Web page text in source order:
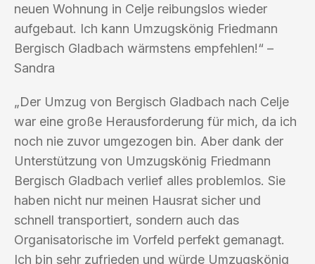
neuen Wohnung in Celje reibungslos wieder
aufgebaut. Ich kann Umzugskönig Friedmann
Bergisch Gladbach wärmstens empfehlen!“ –
Sandra
„Der Umzug von Bergisch Gladbach nach Celje
war eine große Herausforderung für mich, da ich
noch nie zuvor umgezogen bin. Aber dank der
Unterstützung von Umzugskönig Friedmann
Bergisch Gladbach verlief alles problemlos. Sie
haben nicht nur meinen Hausrat sicher und
schnell transportiert, sondern auch das
Organisatorische im Vorfeld perfekt gemanagt.
Ich bin sehr zufrieden und würde Umzugskönig